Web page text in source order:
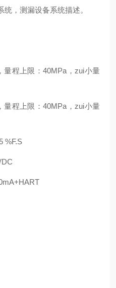
，测漏设备系统描述。
量程上限：40MPa，zui小量
量程上限：40MPa，zui小量
%F.S